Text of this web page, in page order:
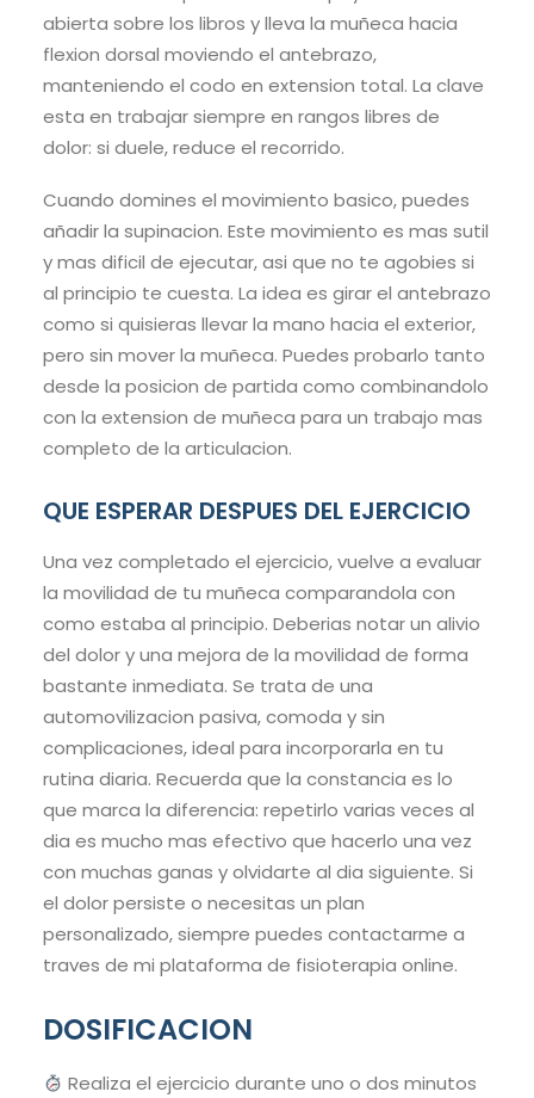
abierta sobre los libros y lleva la muñeca hacia
flexion dorsal moviendo el antebrazo,
manteniendo el codo en extension total. La clave
esta en trabajar siempre en rangos libres de
dolor: si duele, reduce el recorrido.
Cuando domines el movimiento basico, puedes
añadir la supinacion. Este movimiento es mas sutil
y mas dificil de ejecutar, asi que no te agobies si
al principio te cuesta. La idea es girar el antebrazo
como si quisieras llevar la mano hacia el exterior,
pero sin mover la muñeca. Puedes probarlo tanto
desde la posicion de partida como combinandolo
con la extension de muñeca para un trabajo mas
completo de la articulacion.
QUE ESPERAR DESPUES DEL EJERCICIO
Una vez completado el ejercicio, vuelve a evaluar
la movilidad de tu muñeca comparandola con
como estaba al principio. Deberias notar un alivio
del dolor y una mejora de la movilidad de forma
bastante inmediata. Se trata de una
automovilizacion pasiva, comoda y sin
complicaciones, ideal para incorporarla en tu
rutina diaria. Recuerda que la constancia es lo
que marca la diferencia: repetirlo varias veces al
dia es mucho mas efectivo que hacerlo una vez
con muchas ganas y olvidarte al dia siguiente. Si
el dolor persiste o necesitas un plan
personalizado, siempre puedes contactarme a
traves de mi plataforma de fisioterapia online.
DOSIFICACION
Realiza el ejercicio durante uno o dos minutos